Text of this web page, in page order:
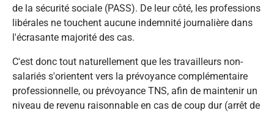
de la sécurité sociale (PASS). De leur côté, les professions
libérales ne touchent aucune indemnité journalière dans
l'écrasante majorité des cas.
C'est donc tout naturellement que les travailleurs non-
salariés s'orientent vers la prévoyance complémentaire
professionnelle, ou prévoyance TNS, afin de maintenir un
niveau de revenu raisonnable en cas de coup dur (arrêt de